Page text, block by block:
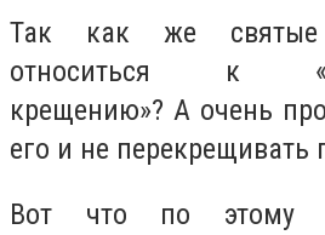
Так как же
относиться к
крещению»? А очень
его и не перекрещивать
Вот что по этому